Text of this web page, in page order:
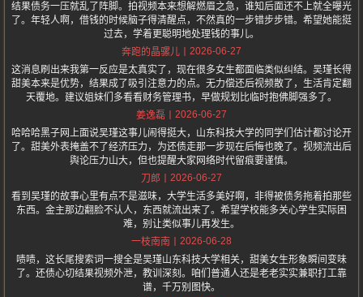
结果债务一压就乱了阵脚。拍视频本来想解燃眉之急，谁知后面还不上就全曝光
了。年轻人啊，借钱的时候脑子得清醒点，不然真的一步错步步错。希望她能挺
过去，学着更聪明地处理钱的事儿。
奔跑的晶骡儿
2026-06-27
这消息刷出来我第一反应是太真实了，现在很多女生都面临类似纠结。吴瑾长得
甜美本来是优势，结果成了吸引注意力的点。无力偿还后视频散了，生活肯定翻
天覆地。建议姐妹们多看看财务管理书，早做规划比临时抱佛脚强多了。
姜逸磊
2026-06-27
哈哈哈黑子网上面说吴瑾这事儿闹得挺大，山东科技大学的同学们估计都讨论开
了。甜美外表掩盖不了经济压力，为还债走那一步现在后悔也晚了。视频流出后
舆论压力山大，但也提醒大家网络时代留痕要谨慎。
刀郎
2026-06-27
看到吴瑾的故事心里有点不是滋味，大学生活多美好啊，非得被债务拖着拍那些
东西。金主那边翻脸不认人，东西就流出来了。希望学校能多关心学生实际困
难，别让类似事儿再发生。
一枝南南
2026-06-28
啧啧，这长尾搜索词一搜全是吴瑾山东科技大学相关，甜美女生形象瞬间变味
了。还债心切结果视频外泄，教训深刻。咱们普通人还是老老实实兼职打工靠
谱，千万别图快。